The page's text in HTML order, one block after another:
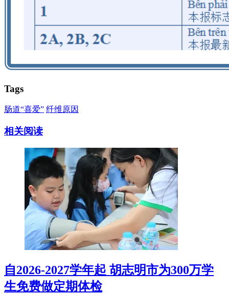
Tags
肠道“喜爱” 纤维原因
相关阅读
自2026-2027学年起 胡志明市为300万学
生免费做定期体检